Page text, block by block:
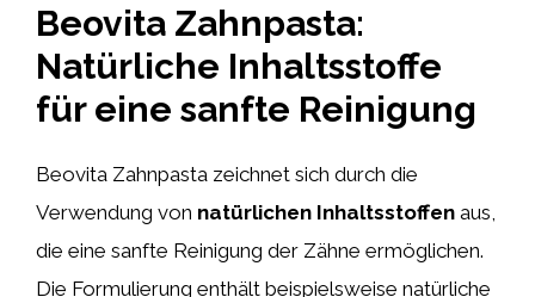
Beovita Zahnpasta:
Natürliche Inhaltsstoffe
für eine sanfte Reinigung
Beovita Zahnpasta zeichnet sich durch die
Verwendung von natürlichen Inhaltsstoffen aus,
die eine sanfte Reinigung der Zähne ermöglichen.
Die Formulierung enthält beispielsweise natürliche